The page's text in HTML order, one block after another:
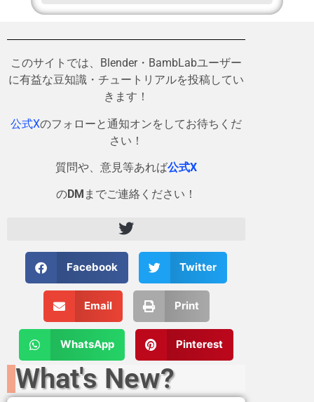
このサイトでは、Blender・BambLabユーザー
に有益な豆知識・チュートリアルを投稿してい
きます！
公式Xのフォローと通知オンをしてお待ちくだ
さい！
質問や、意見等あれば公式X
のDM までご連絡ください！
Facebook Twitter
Email Print
WhatsApp Pinterest
What's New?